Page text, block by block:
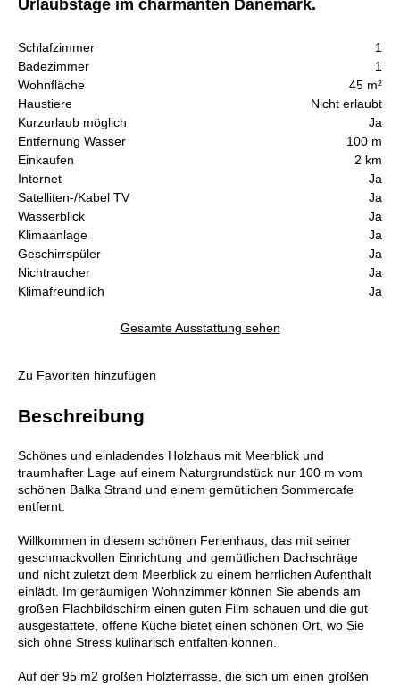
Urlaubstage im charmanten Dänemark.
Schlafzimmer
1
Badezimmer
1
Wohnfläche
45 m²
Haustiere
Nicht erlaubt
Kurzurlaub möglich
Ja
Entfernung Wasser
100 m
Einkaufen
2 km
Internet
Ja
Satelliten-/Kabel TV
Ja
Wasserblick
Ja
Klimaanlage
Ja
Geschirrspüler
Ja
Nichtraucher
Ja
Klimafreundlich
Ja
Gesamte Ausstattung sehen
Zu Favoriten hinzufügen
Beschreibung
Schönes und einladendes Holzhaus mit Meerblick und
traumhafter Lage auf einem Naturgrundstück nur 100 m vom
schönen Balka Strand und einem gemütlichen Sommercafe
entfernt.
Willkommen in diesem schönen Ferienhaus, das mit seiner
geschmackvollen Einrichtung und gemütlichen Dachschräge
und nicht zuletzt dem Meerblick zu einem herrlichen Aufenthalt
einlädt. Im geräumigen Wohnzimmer können Sie abends am
großen Flachbildschirm einen guten Film schauen und die gut
ausgestattete, offene Küche bietet einen schönen Ort, wo Sie
sich ohne Stress kulinarisch entfalten können.
Auf der 95 m2 großen Holzterrasse, die sich um einen großen